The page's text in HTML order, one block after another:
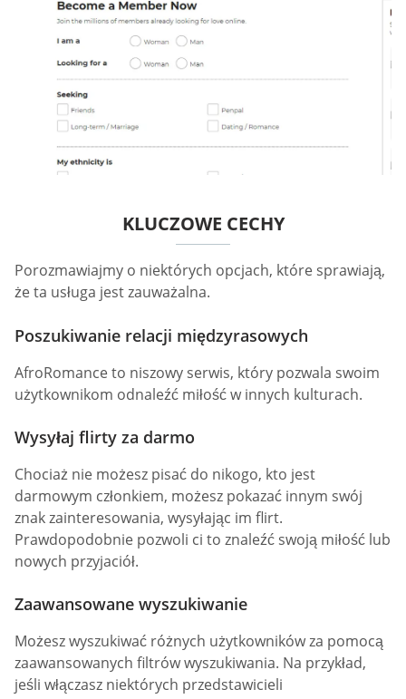
KLUCZOWE CECHY
Porozmawiajmy o niektórych opcjach, które sprawiają,
że ta usługa jest zauważalna.
Poszukiwanie relacji międzyrasowych
AfroRomance to niszowy serwis, który pozwala swoim
użytkownikom odnaleźć miłość w innych kulturach.
Wysyłaj flirty za darmo
Chociaż nie możesz pisać do nikogo, kto jest
darmowym członkiem, możesz pokazać innym swój
znak zainteresowania, wysyłając im flirt.
Prawdopodobnie pozwoli ci to znaleźć swoją miłość lub
nowych przyjaciół.
Zaawansowane wyszukiwanie
Możesz wyszukiwać różnych użytkowników za pomocą
zaawansowanych filtrów wyszukiwania. Na przykład,
jeśli włączasz niektórych przedstawicieli